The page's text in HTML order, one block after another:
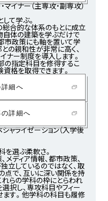
マイナー（主専攻・副専攻）
て学ぶ。
総合的な体系のもとに成立
自体の建築を学ぶだけで
市政策にも軸を置いて学
の親和性が非常に高く、
ナー制度を導入します。
の指定科目を修得するこ
格を取得できます。
細へ
詳細へ
シャライゼーション（入学後
選ぶ柔軟さ。
ディア情報、都市政策、
立しているのではなく、取
点で、互いに深い関係を持
れらの学科の枠にとらわれ
択し、専攻科目やフィー
ます。他学科の科目も履修